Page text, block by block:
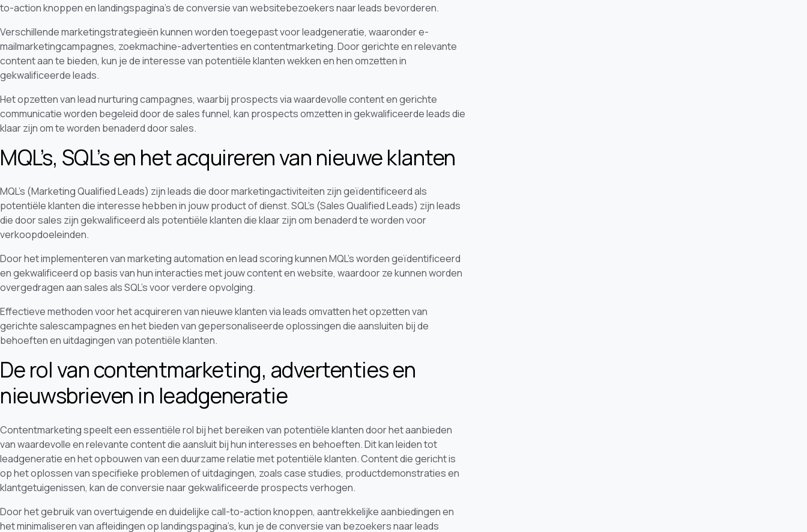
to-action knoppen en landingspagina's de conversie van websitebezoekers naar leads bevorderen.
Verschillende marketingstrategieën kunnen worden toegepast voor leadgeneratie, waaronder e-
mailmarketingcampagnes, zoekmachine-advertenties en contentmarketing. Door gerichte en relevante
content aan te bieden, kun je de interesse van potentiële klanten wekken en hen omzetten in
gekwalificeerde leads.
Het opzetten van lead nurturing campagnes, waarbij prospects via waardevolle content en gerichte
communicatie worden begeleid door de sales funnel, kan prospects omzetten in gekwalificeerde leads die
klaar zijn om te worden benaderd door sales.
MQL’s, SQL’s en het acquireren van nieuwe klanten
MQL’s (Marketing Qualified Leads) zijn leads die door marketingactiviteiten zijn geïdentificeerd als
potentiële klanten die interesse hebben in jouw product of dienst. SQL’s (Sales Qualified Leads) zijn leads
die door sales zijn gekwalificeerd als potentiële klanten die klaar zijn om benaderd te worden voor
verkoopdoeleinden.
Door het implementeren van marketing automation en lead scoring kunnen MQL’s worden geïdentificeerd
en gekwalificeerd op basis van hun interacties met jouw content en website, waardoor ze kunnen worden
overgedragen aan sales als SQL’s voor verdere opvolging.
Effectieve methoden voor het acquireren van nieuwe klanten via leads omvatten het opzetten van
gerichte salescampagnes en het bieden van gepersonaliseerde oplossingen die aansluiten bij de
behoeften en uitdagingen van potentiële klanten.
De rol van contentmarketing, advertenties en
nieuwsbrieven in leadgeneratie
Contentmarketing speelt een essentiële rol bij het bereiken van potentiële klanten door het aanbieden
van waardevolle en relevante content die aansluit bij hun interesses en behoeften. Dit kan leiden tot
leadgeneratie en het opbouwen van een duurzame relatie met potentiële klanten. Content die gericht is
op het oplossen van specifieke problemen of uitdagingen, zoals case studies, productdemonstraties en
klantgetuigenissen, kan de conversie naar gekwalificeerde prospects verhogen.
Door het gebruik van overtuigende en duidelijke call-to-action knoppen, aantrekkelijke aanbiedingen en
het minimaliseren van afleidingen op landingspagina’s, kun je de conversie van bezoekers naar leads